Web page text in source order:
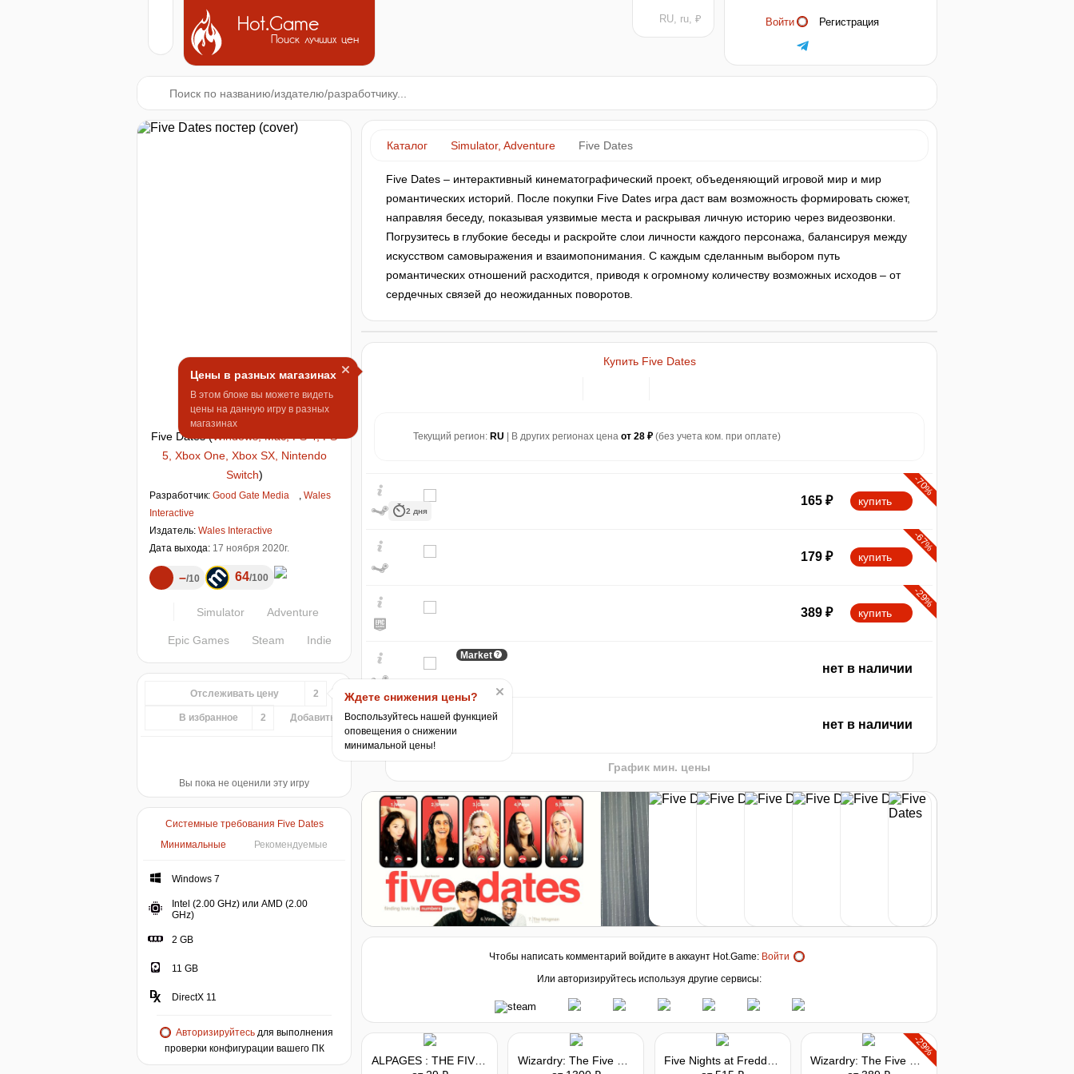
Hot.Game
Поиск лучших цен
Войти Регистрация
RU, ru, ₽
Five Dates (Windows, Mac, PS 4, PS
5, Xbox One, Xbox SX, Nintendo
Switch)
Разработчик: Good Gate Media , Wales
Interactive
Издатель: Wales Interactive
Дата выхода: 17 ноября 2020г.
– 10 64 100
Simulator Adventure
Epic Games Steam Indie
Отслеживать цену 2
В избранное 2 Добавить...
Вы пока не оценили эту игру
Системные требования Five Dates
Минимальные
Рекомендуемые
Windows 7
Intel (2.00 GHz) или AMD (2.00
GHz)
2 GB
11 GB
DirectX 11
Авторизируйтесьдля выполнения
проверки конфигурации вашего ПК
Каталог Simulator, Adventure Five Dates
Five Dates – интерактивный кинематографический проект, объеденяющий игровой мир и мир
романтических историй. После покупки Five Dates игра даст вам возможность формировать сюжет,
направляя беседу, показывая уязвимые места и раскрывая личную историю через видеозвонки.
Погрузитесь в глубокие беседы и раскройте слои личности каждого персонажа, балансируя между
искусством самовыражения и взаимопонимания. С каждым сделанным выбором путь
романтических отношений расходится, приводя к огромному количеству возможных исходов – от
сердечных связей до неожиданных поворотов.
Купить Five Dates
Текущий регион: RU | В других регионах цена от 28 ₽ (без учета ком. при оплате)
2 дня
-70%
165 ₽ купить
-67%
179 ₽ купить
-29%
389 ₽ купить
Market
нет в наличии
нет в наличии
100
300
График мин. цены
Чтобы написать комментарий войдите в аккаунт Hot.Game: Войти
Или авторизируйтесь используя другие сервисы:
ALPAGES : THE FIVE BOOKS
-29%
Ждете снижения цены?
Воспользуйтесь нашей функцией
оповещения о снижении
минимальной цены!
Цены в разных магазинах
В этом блоке вы можете видеть
цены на данную игру в разных
магазинах